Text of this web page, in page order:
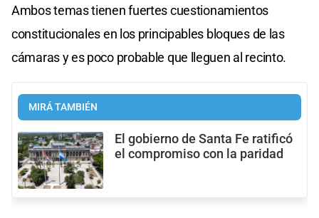
Ambos temas tienen fuertes cuestionamientos
constitucionales en los principables bloques de las
cámaras y es poco probable que lleguen al recinto.
MIRÁ TAMBIÉN
El gobierno de Santa Fe ratificó
el compromiso con la paridad